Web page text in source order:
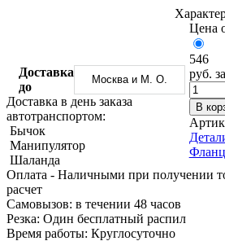
электросварные
AISI
Трубы
нержавеющие
перфорированные
Цена
546
руб.
В
Доставка
до
Москва и М. О.
Доставка в день заказа
автотранспортом:
Бычок
Манипулятор
Шаланда
Оплата - Наличными при получении
расчет
Cамовызов: в течении 48 часов
Резка: Один бесплатный распил
Время работы: Круглосуточно